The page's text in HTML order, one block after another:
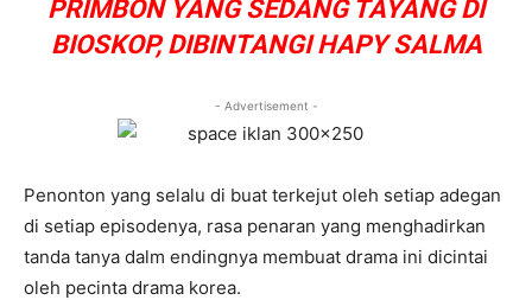
PRIMBON YANG SEDANG TAYANG DI
BIOSKOP, DIBINTANGI HAPY SALMA
- Advertisement -
Penonton yang selalu di buat terkejut oleh setiap adegan
di setiap episodenya, rasa penaran yang menghadirkan
tanda tanya dalm endingnya membuat drama ini dicintai
oleh pecinta drama korea.